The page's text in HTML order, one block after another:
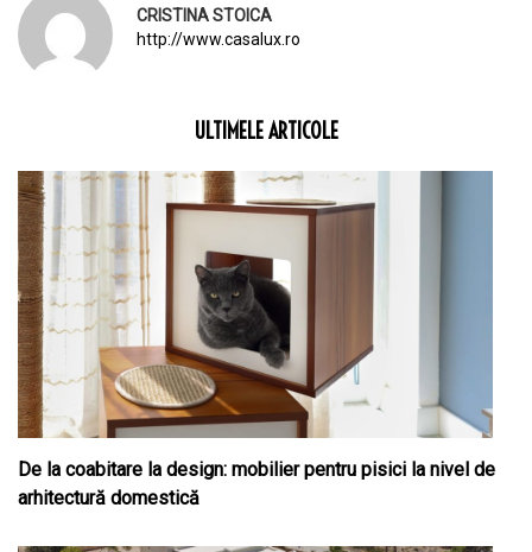
CRISTINA STOICA
http://www.casalux.ro
ULTIMELE ARTICOLE
De la coabitare la design: mobilier pentru pisici la nivel de
arhitectură domestică